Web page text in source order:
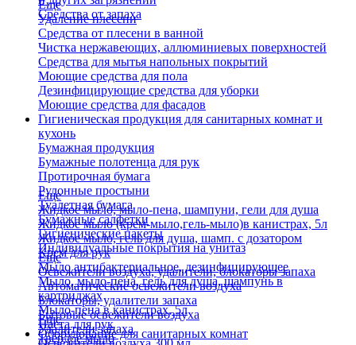
Средства от запаха
Еще
Удаление плесени
Средства от плесени в ванной
Чистка нержавеющих, аллюминиевых поверхностей
Средства для мытья напольных покрытий
Моющие средства для пола
Дезинфицирующие средства для уборки
Моющие средства для фасадов
Гигиеническая продукция для санитарных комнат и
кухонь
Бумажная продукция
Бумажные полотенца для рук
Протирочная бумага
Рулонные простыни
Туалетная бумага
Бумажные салфетки
Гигиенические пакеты
Индивидуальные покрытия на унитаз
Еще
Жидкое мыло, мыло-пена, шампуни, гели для душа
Жидкое мыло (крем-мыло,гель-мыло)в канистрах, 5л
Жидкое мыло, гель для душа, шамп. с дозатором
Крем для рук
Мыло антибактериальное, дезинфицирующее
Мыло, мыло-пена, гель для душа, шампунь в
картриджах
Мыло-пена в канистрах, 5л
Паста для рук
Твердое мыло
Еще
Освежители воздуха, удалители, блокаторы запаха
Автоматические освежители воздуха
Блокаторы, удалители запаха
Бытовые освежители воздуха
Удалители запаха
Еще
Оборудование для санитарных комнат